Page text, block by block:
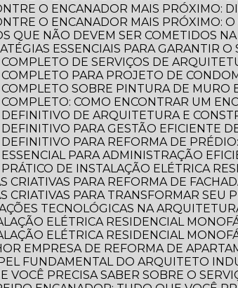
O ENCANADOR MAIS PRÓXIMO:
O ENCANADOR MAIS PRÓXIMO:
QUE NÃO DEVEM SER COMETIDOS
ESSENCIAIS PARA GARANTIR
COMPLETO DE SERVIÇOS DE
COMPLETO PARA PROJETO DE
COMPLETO SOBRE PINTURA DE MURO
COMPLETO: COMO ENCONTRAR UM
DEFINITIVO DE ARQUITETURA E
DEFINITIVO PARA GESTÃO EFICIENTE
DEFINITIVO PARA REFORMA DE
ESSENCIAL PARA ADMINISTRAÇÃO
PRÁTICO DE INSTALAÇÃO ELÉTRICA
CRIATIVAS PARA REFORMA DE
CRIATIVAS PARA TRANSFORMAR SEU
TECNOLÓGICAS NA
ELÉTRICA RESIDENCIAL
ELÉTRICA RESIDENCIAL
EMPRESA DE REFORMA DE
FUNDAMENTAL DO ARQUITETO
VOCÊ PRECISA SABER SOBRE O